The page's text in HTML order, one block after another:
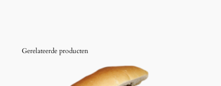
Gerelateerde producten